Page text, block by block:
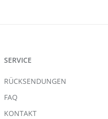
SERVICE
RÜCKSENDUNGEN
FAQ
KONTAKT